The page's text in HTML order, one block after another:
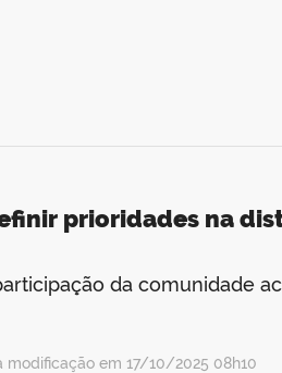
prioridades na
da comunidade
em 17/10/2025 08h10